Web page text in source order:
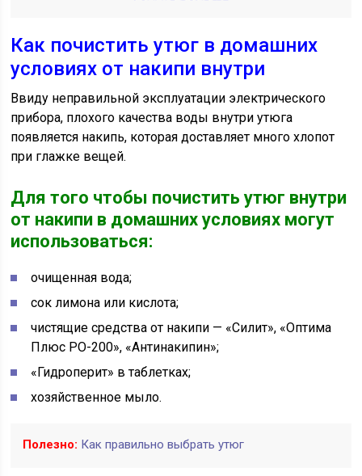
Как почистить утюг в домашних
условиях от накипи внутри
Ввиду неправильной эксплуатации электрического
прибора, плохого качества воды внутри утюга
появляется накипь, которая доставляет много хлопот
при глажке вещей.
Для того чтобы почистить утюг внутри
от накипи в домашних условиях могут
использоваться:
очищенная вода;
сок лимона или кислота;
чистящие средства от накипи — «Силит», «Оптима
Плюс РО-200», «Антинакипин»;
«Гидроперит» в таблетках;
хозяйственное мыло.
Полезно: Как правильно выбрать утюг